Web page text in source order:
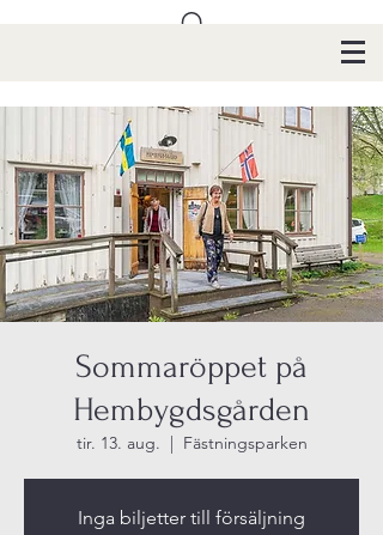
Sommaröppet på
Hembygdsgården
tir. 13. aug.
  |
Fästningsparken
Inga biljetter till försäljning